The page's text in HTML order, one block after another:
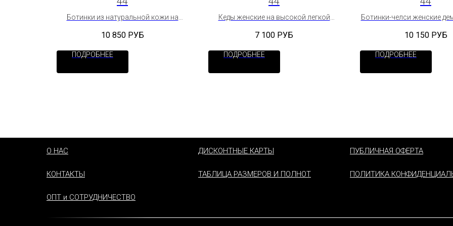
Ботинки из натуральной кожи на
10 850 РУБ
ПОДРОБНЕЕ
Кеды женские на высокой легкой
7 100 РУБ
ПОДРОБНЕЕ
Ботинки-челси женские
10 150 РУБ
ПОДРОБНЕЕ
О НАС
КОНТАКТЫ
ОПТ и СОТРУДНИЧЕСТВО
ДИСКОНТНЫЕ КАРТЫ
ТАБЛИЦА РАЗМЕРОВ И ПОЛНОТ
ПУБЛИЧНАЯ ОФЕРТА
ПОЛИТИКА